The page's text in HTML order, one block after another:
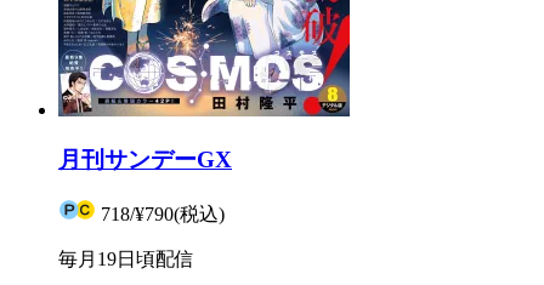
月刊サンデーGX
718/¥790(税込)
毎月19日頃配信